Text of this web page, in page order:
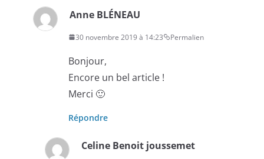
Anne BLÉNEAU
30 novembre 2019 à 14:23 Permalien
Bonjour,
Encore un bel article !
Merci 🙂
Répondre
Celine Benoit joussemet